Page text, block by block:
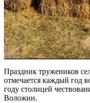
Праздник тружеников
отмечается каждый год
году столицей
Воложин.